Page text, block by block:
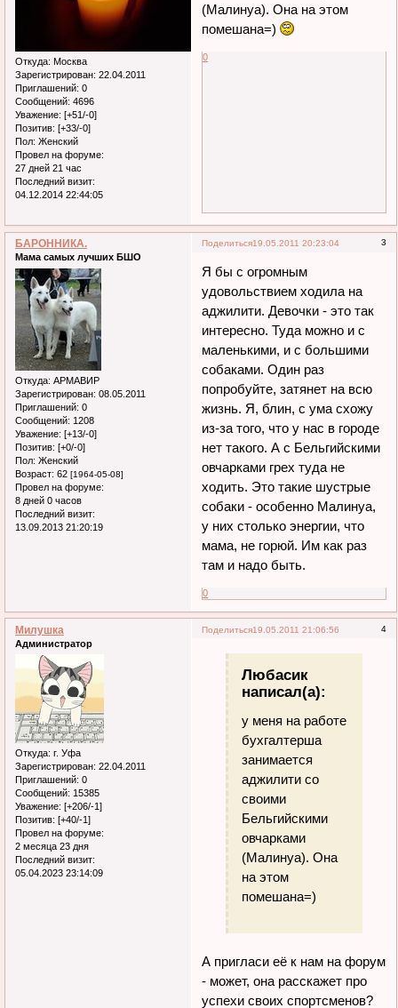
Откуда: Москва
Зарегистрирован: 22.04.2011
Приглашений: 0
Сообщений: 4696
Уважение: [+51/-0]
Позитив: [+33/-0]
Пол: Женский
Провел на форуме:
27 дней 21 час
Последний визит:
04.12.2014 22:44:05
(Малинуа). Она на этом
помешана=)
0
Поделиться 3
19.05.2011 20:23:04
БАРОННИКА.
Мама самых лучших БШО
Откуда: АРМАВИР
Зарегистрирован: 08.05.2011
Приглашений: 0
Сообщений: 1208
Уважение: [+13/-0]
Позитив: [+0/-0]
Пол: Женский
Возраст: 62 [1964-05-08]
Провел на форуме:
8 дней 0 часов
Последний визит:
13.09.2013 21:20:19
Я бы с огромным
удовольствием ходила на
аджилити. Девочки - это так
интересно. Туда можно и с
маленькими, и с большими
собаками. Один раз
попробуйте, затянет на всю
жизнь. Я, блин, с ума схожу
из-за того, что у нас в городе
нет такого. А с Бельгийскими
овчарками грех туда не
ходить. Это такие шустрые
собаки - особенно Малинуа,
у них столько энергии, что
мама, не горюй. Им как раз
там и надо быть.
0
Поделиться 4
19.05.2011 21:06:56
Милушка
Администратор
Откуда: г. Уфа
Зарегистрирован: 22.04.2011
Приглашений: 0
Сообщений: 15385
Уважение: [+206/-1]
Позитив: [+40/-1]
Провел на форуме:
2 месяца 23 дня
Последний визит:
05.04.2023 23:14:09
Любасик
написал(а):
у меня на работе
бухгалтерша
занимается
аджилити со
своими
Бельгийскими
овчарками
(Малинуа). Она
на этом
помешана=)
А пригласи её к нам на форум
- может, она расскажет про
успехи своих спортсменов?